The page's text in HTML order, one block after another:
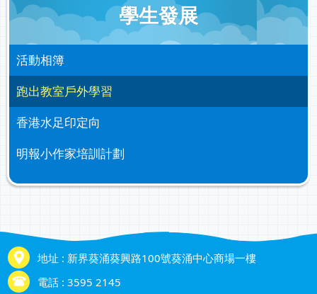
學生發展
活動相簿
跑出教室戶外學習
香港水足印定向
明報小作家培訓計劃
地址 : 新界葵涌葵興路100號葵涌中心商場一樓
電話 : 3595 2145